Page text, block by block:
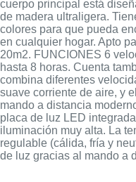
cuerpo principal está
de madera ultraligera.
colores para que pueda
en cualquier hogar. Apto
20m2. FUNCIONES 6
hasta 8 horas. Cuenta
combina diferentes
suave corriente de aire, y
mando a distancia
placa de luz LED
iluminación muy alta. La
regulable (cálida, fría y
de luz gracias al mando a